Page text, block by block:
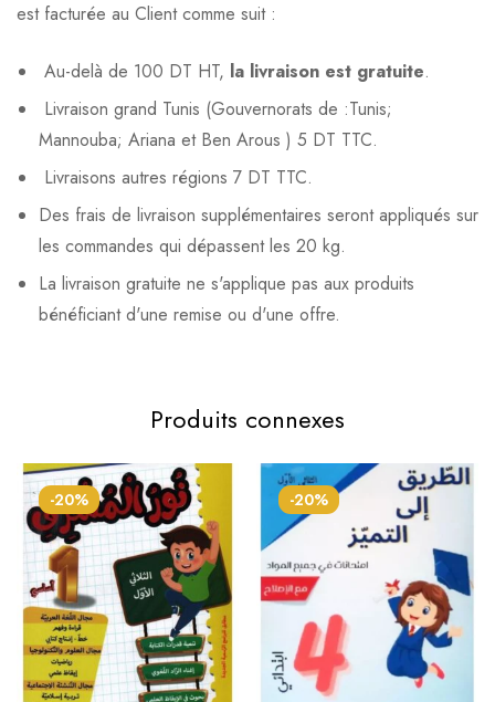
est facturée au Client comme suit :
Au-delà de 100 DT HT, la livraison est gratuite.
Livraison grand Tunis (Gouvernorats de :Tunis;
Mannouba; Ariana et Ben Arous ) 5 DT TTC.
Livraisons autres régions 7 DT TTC.
Des frais de livraison supplémentaires seront appliqués sur
les commandes qui dépassent les 20 kg.
La livraison gratuite ne s'applique pas aux produits
bénéficiant d'une remise ou d'une offre.
Produits connexes
-20% -20%